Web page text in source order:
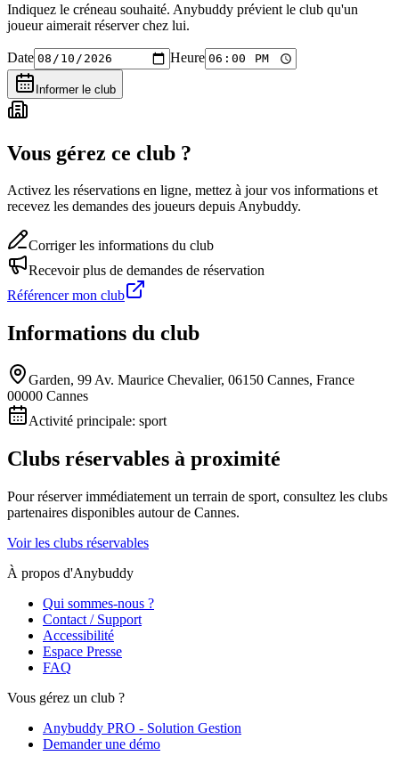
Indiquez le créneau souhaité. Anybuddy prévient le club qu'un
joueur aimerait réserver chez lui.
Date Heure
Informer le club
Vous gérez ce club ?
Activez les réservations en ligne, mettez à jour vos informations et
recevez les demandes des joueurs depuis Anybuddy.
Corriger les informations du club
Recevoir plus de demandes de réservation
Référencer mon club
Informations du club
Garden, 99 Av. Maurice Chevalier, 06150 Cannes, France
00000 Cannes
Activité principale: sport
Clubs réservables à proximité
Pour réserver immédiatement un terrain de sport, consultez les clubs
partenaires disponibles autour de Cannes.
Voir les clubs réservables
À propos d'Anybuddy
Qui sommes-nous ?
Contact / Support
Accessibilité
Espace Presse
FAQ
Vous gérez un club ?
Anybuddy PRO - Solution Gestion
Demander une démo